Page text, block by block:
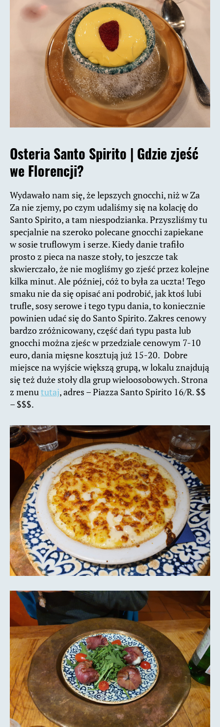
Osteria Santo Spirito | Gdzie zjeść
we Florencji?
Wydawało nam się, że lepszych gnocchi, niż w Za
Za nie zjemy, po czym udaliśmy się na kolację do
Santo Spirito, a tam niespodzianka. Przyszliśmy tu
specjalnie na szeroko polecane gnocchi zapiekane
w sosie truflowym i serze. Kiedy danie trafiło
prosto z pieca na nasze stoły, to jeszcze tak
skwierczało, że nie mogliśmy go zjeść przez kolejne
kilka minut. Ale później, cóż to była za uczta! Tego
smaku nie da się opisać ani podrobić, jak ktoś lubi
trufle, sosy serowe i tego typu dania, to koniecznie
powinien udać się do Santo Spirito. Zakres cenowy
bardzo zróżnicowany, część dań typu pasta lub
gnocchi można zjeśc w przedziale cenowym 7-10
euro, dania mięsne kosztują już 15-20. Dobre
miejsce na wyjście większą grupą, w lokalu znajdują
się też duże stoły dla grup wieloosobowych. Strona
z menututaj, adres – Piazza Santo Spirito 16/R. $$
– $$$.